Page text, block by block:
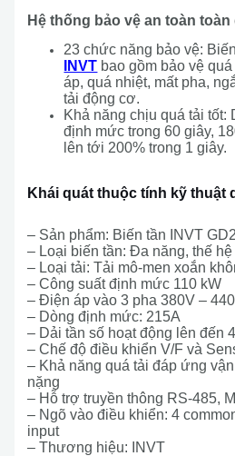
Hệ thống bảo vệ an toàn toàn
23 chức năng bảo vệ:
INVT bao gồm bảo vệ
áp, quá nhiệt, mất pha,
tải động cơ.
Khả năng chịu quá tải tốt:
định mức trong 60 giây,
lên tới 200% trong 1 giây.
Khái quát thuộc tính kỹ thuật
– Sản phẩm: Biến tần INVT
– Loại biến tần: Đa năng, thế
– Loại tải: Tải mô-men xoắn
– Công suất định mức 110 kW
– Điện áp vào 3 pha 380V –
– Dòng định mức: 215A
– Dải tần số hoạt động lên đến
– Chế độ điều khiển V/F và
– Khả năng quá tải đáp ứng
nặng
– Hỗ trợ truyền thông RS-485,
– Ngõ vào điều khiển: 4
input
– Thương hiệu: INVT